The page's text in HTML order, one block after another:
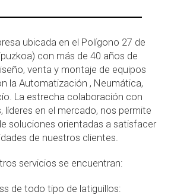
ubicada en el Polígono 27 de
con más de 40 años de
venta y montaje de equipos
la Automatización , Neumática,
La estrecha colaboración con
líderes en el mercado, nos permite
soluciones orientadas a satisfacer
de nuestros clientes.
servicios se encuentran:
de todo tipo de latiguillos: